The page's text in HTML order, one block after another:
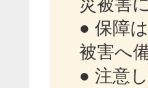
● 保障
被害へ
● 注意